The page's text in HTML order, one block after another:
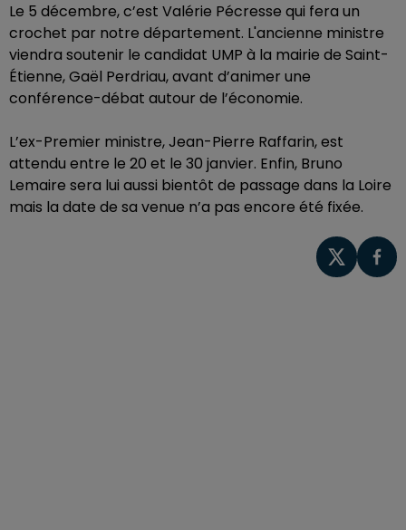
Le 5 décembre, c’est Valérie Pécresse qui fera un
crochet par notre département. L'ancienne ministre
viendra soutenir le candidat UMP à la mairie de Saint-
Étienne, Gaël Perdriau, avant d’animer une
conférence-débat autour de l’économie.
L’ex-Premier ministre, Jean-Pierre Raffarin, est
attendu entre le 20 et le 30 janvier. Enfin, Bruno
Lemaire sera lui aussi bientôt de passage dans la Loire
mais la date de sa venue n’a pas encore été fixée.